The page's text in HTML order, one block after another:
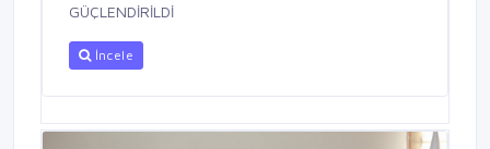
GÜÇLENDİRİLDİ
İncele